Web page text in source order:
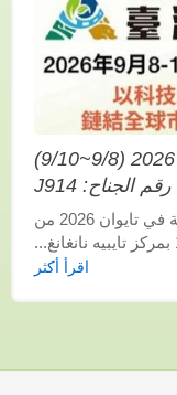
أسبوع الزراعة الذكية في تايوان 2026 (9/8~9/10)
رقم الجناح: J914
ستشارك شركتنا في أسبوع الزراعة الذكية في تايوان 2026 من
اقرأ أكثر